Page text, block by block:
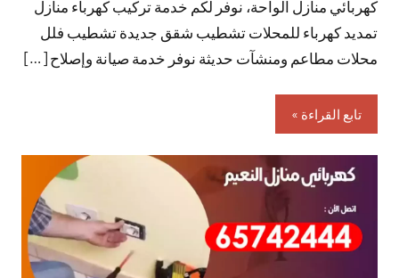
تعليقات
كهربائي منازل الواحة، نوفر لكم خدمة تركيب كهرباء منازل
تمديد كهرباء للمحلات تشطيب شقق جديدة تشطيب فلل
محلات مطاعم ومنشآت حديثة نوفر خدمة صيانة وإصلاح […]
تابع القراءة